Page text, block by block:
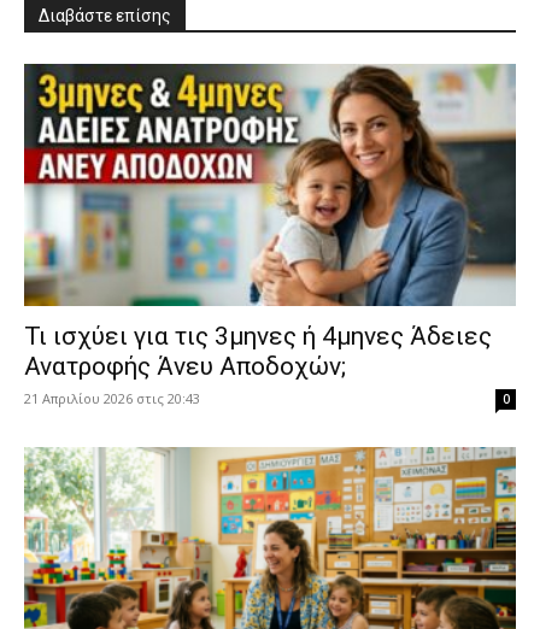
Διαβάστε επίσης
​Τι ισχύει για τις 3μηνες ή 4μηνες Άδειες
Ανατροφής Άνευ Αποδοχών;
21 Απριλίου 2026 στις 20:43 0